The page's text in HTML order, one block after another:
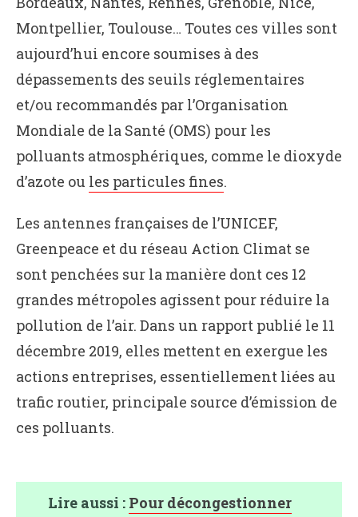
Montpellier, Toulouse… Toutes ces villes sont
aujourd’hui encore soumises à des
dépassements des seuils réglementaires
et/ou recommandés par l’Organisation
Mondiale de la Santé (OMS) pour les
polluants atmosphériques, comme le dioxyde
d’azote ou les particules fines.
Les antennes françaises de l’UNICEF,
Greenpeace et du réseau Action Climat se
sont penchées sur la manière dont ces 12
grandes métropoles agissent pour réduire la
pollution de l’air. Dans un rapport publié le 11
décembre 2019, elles mettent en exergue les
actions entreprises, essentiellement liées au
trafic routier, principale source d’émission de
ces polluants.
Lire aussi : Pour décongestionner